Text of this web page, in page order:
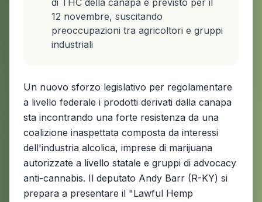
di THC della canapa è previsto per il
12 novembre, suscitando
preoccupazioni tra agricoltori e gruppi
industriali
Un nuovo sforzo legislativo per regolamentare
a livello federale i prodotti derivati dalla canapa
sta incontrando una forte resistenza da una
coalizione inaspettata composta da interessi
dell'industria alcolica, imprese di marijuana
autorizzate a livello statale e gruppi di advocacy
anti-cannabis. Il deputato Andy Barr (R-KY) si
prepara a presentare il "Lawful Hemp